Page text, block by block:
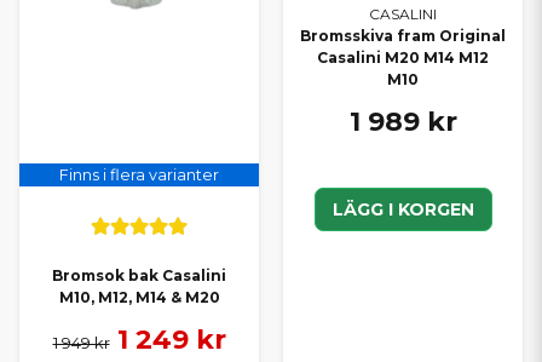
Finns i flera varianter
Bromsok bak Casalini
M10, M12, M14 & M20
1 949 kr 1 249 kr
CASALINI
Bromsskiva fram Original
Casalini M20 M14 M12
M10
1 989 kr
LÄGG I KORGEN